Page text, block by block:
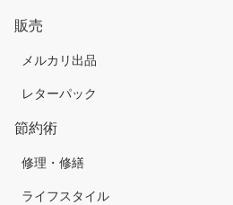
販売
メルカリ出品
レターパック
節約術
修理・修繕
ライフスタイル